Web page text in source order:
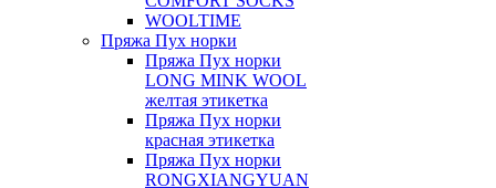
WOOLTIME
Пряжа Пух норки
Пряжа Пух норки
LONG MINK WOOL
желтая этикетка
Пряжа Пух норки
красная этикетка
Пряжа Пух норки
RONGXIANGYUAN